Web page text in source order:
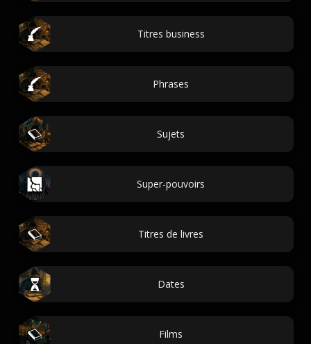
Titres business
Phrases
Sujets
Super-pouvoirs
Titres de livres
Dates
Films